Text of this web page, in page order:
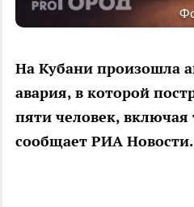
На Кубани произошла
авария, в которой
пяти человек, включая
сообщает РИА Новости.